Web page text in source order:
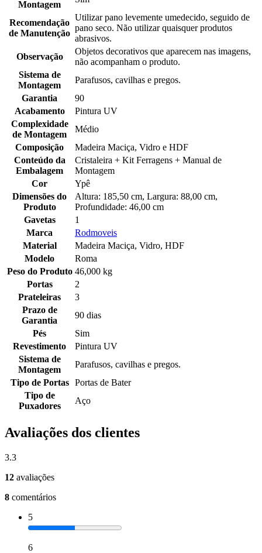
Montagem
Recomendação
de Manutenção
Utilizar pano levemente umedecido, seguido de
pano seco. Não utilizar quaisquer produtos
abrasivos.
Observação
Objetos decorativos que aparecem nas imagens,
não acompanham o produto.
Sistema de
Montagem
Parafusos, cavilhas e pregos.
Garantia
90
Acabamento
Pintura UV
Complexidade
de Montagem
Médio
Composição
Madeira Maciça, Vidro e HDF
Conteúdo da
Embalagem
Cristaleira + Kit Ferragens + Manual de
Montagem
Cor
Ypê
Dimensões do
Produto
Altura: 185,50 cm, Largura: 88,00 cm,
Profundidade: 46,00 cm
Gavetas
1
Marca
Rodmoveis
Material
Madeira Maciça, Vidro, HDF
Modelo
Roma
Peso do Produto 46,000 kg
Portas
2
Prateleiras
3
Prazo de
Garantia
90 dias
Pés
Sim
Revestimento
Pintura UV
Sistema de
Montagem
Parafusos, cavilhas e pregos.
Tipo de Portas
Portas de Bater
Tipo de
Puxadores
Aço
Avaliações dos clientes
3.3
12 avaliações
8 comentários
5
6